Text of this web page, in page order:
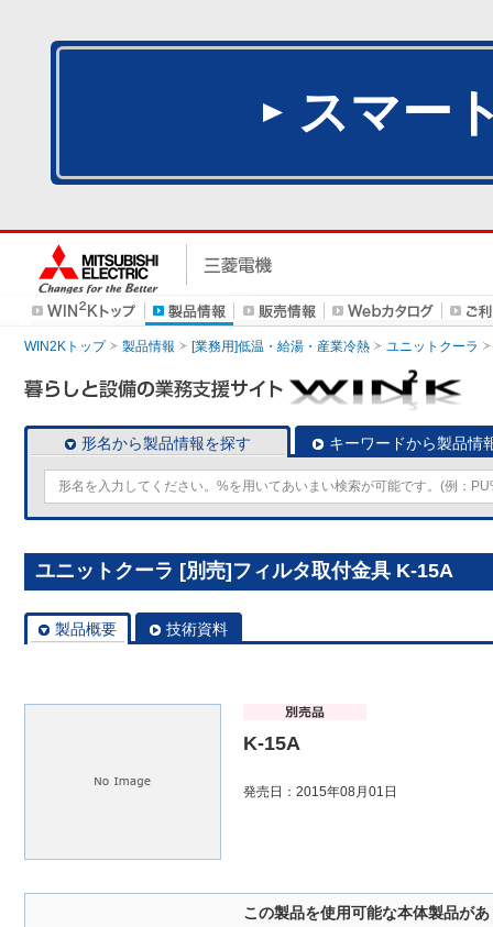
スマー
WIN2Kトップ 製品情報 [業務用]低温・給湯・産業冷熱 ユニットクーラ
形名から製品情報を探す キーワードから製品情
ユニットクーラ [別売]フィルタ取付金具 K-15A
製品概要 技術資料
K-15A
発売日：2015年08月01日
この製品を使用可能な本体製品が